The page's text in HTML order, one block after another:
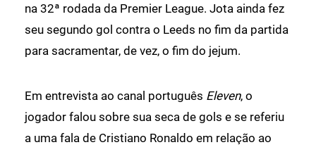
na 32ª rodada da Premier League. Jota ainda fez
seu segundo gol contra o Leeds no fim da partida
para sacramentar, de vez, o fim do jejum.
Em entrevista ao canal português Eleven, o
jogador falou sobre sua seca de gols e se referiu
a uma fala de Cristiano Ronaldo em relação ao